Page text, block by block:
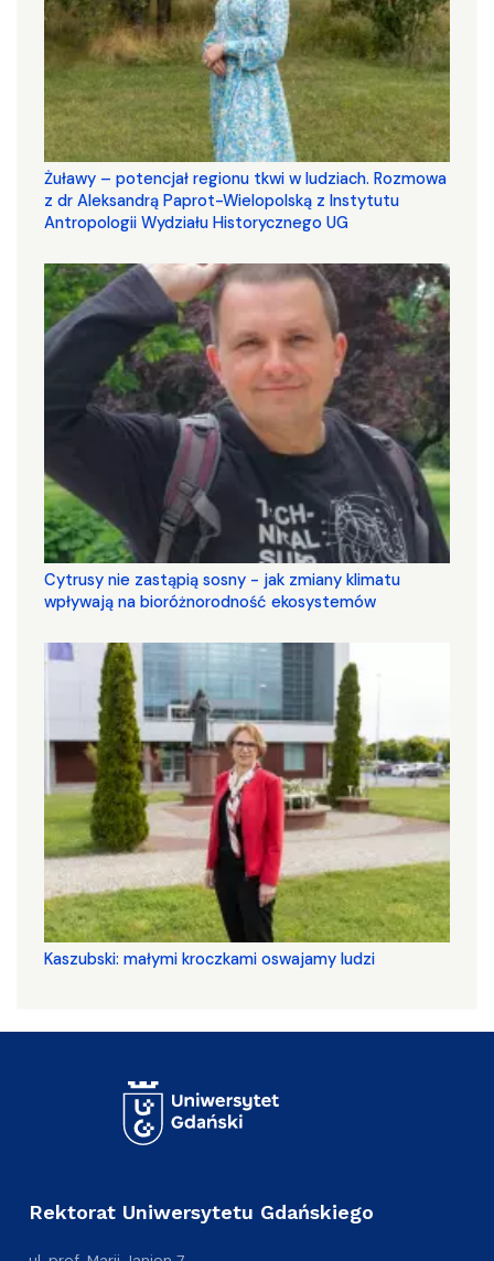
Żuławy – potencjał regionu tkwi w ludziach. Rozmowa
z dr Aleksandrą Paprot-Wielopolską z Instytutu
Antropologii Wydziału Historycznego UG
Cytrusy nie zastąpią sosny - jak zmiany klimatu
wpływają na bioróżnorodność ekosystemów
Kaszubski: małymi kroczkami oswajamy ludzi
Rektorat Uniwersytetu Gdańskiego